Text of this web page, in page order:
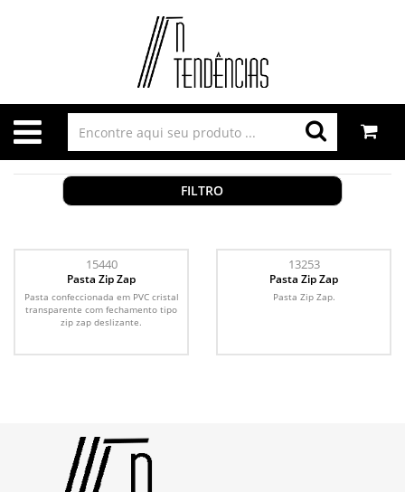
FILTRO
15440
Pasta Zip Zap
Pasta confeccionada em PVC cristal
transparente com fechamento tipo
zip zap deslizante.
13253
Pasta Zip Zap
Pasta Zip Zap.